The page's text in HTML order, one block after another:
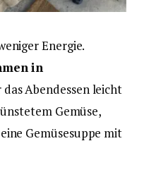
Energie.
in
Abendessen leicht
Gemüse,
Gemüsesuppe mit